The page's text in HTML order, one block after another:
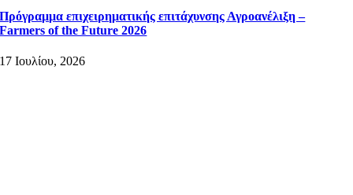
Πρόγραμμα επιχειρηματικής επιτάχυνσης Αγροανέλιξη –
Farmers of the Future 2026
17 Ιουλίου, 2026